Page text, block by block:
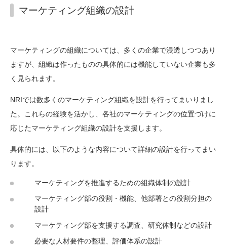
マーケティング組織の設計
マーケティングの組織については、多くの企業で浸透しつつあり
ますが、組織は作ったものの具体的には機能していない企業も多
く見られます。
NRIでは数多くのマーケティング組織を設計を行ってまいりまし
た。これらの経験を活かし、各社のマーケティングの位置づけに
応じたマーケティング組織の設計を支援します。
具体的には、以下のような内容について詳細の設計を行ってまい
ります。
マーケティングを推進するための組織体制の設計
マーケティング部の役割・機能、他部署との役割分担の
設計
マーケティング部を支援する調査、研究体制などの設計
必要な人材要件の整理、評価体系の設計